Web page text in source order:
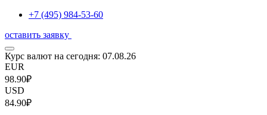
+7 (495) 984-53-60
оставить заявку
Курс валют на сегодня: 07.08.26
EUR
98.90₽
USD
84.90₽